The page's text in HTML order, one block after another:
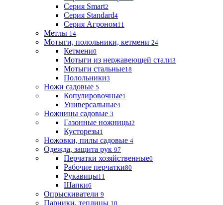
Серия Smart2
Серия Standard4
Серия Агроном11
Метлы 14
Мотыги, полольники, кетмени 24
Кетмени0
Мотыги из нержавеющей стали3
Мотыги стальные18
Полольники3
Ножи садовые 5
Копулировочные1
Универсальные4
Ножницы садовые 3
Газонные ножницы2
Кусторезы1
Ножовки, пилы садовые 4
Одежда, защита рук 97
Перчатки хозяйственные0
Рабочие перчатки80
Рукавицы11
Шапки6
Опрыскиватели 9
Парники, теплицы 10